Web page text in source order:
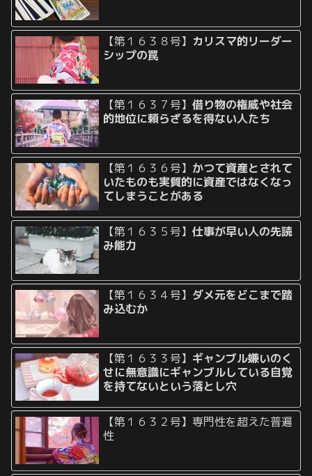
【第１６３８号】 カリスマ的リーダー
シップの罠
【第１６３７号】借り物の権威や社会
的地位に頼らざるを得ない人たち
【第１６３６号】 かつて資産とされて
いたものも実質的に資産ではなくなっ
てしまうことがある
【第１６３５号】仕事が早い人の先読
み能力
【第１６３４号】 ダメ元をどこまで踏
み込むか
【第１６３３号】 ギャンブル嫌いのく
せに無意識にギャンブルしている自覚
を持てないという落とし穴
【第１６３２号】専門性を超えた普遍
性